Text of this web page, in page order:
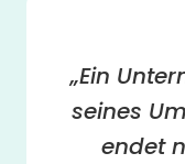
„Ein
seines
endet